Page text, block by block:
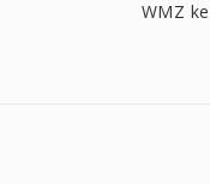
WMZ